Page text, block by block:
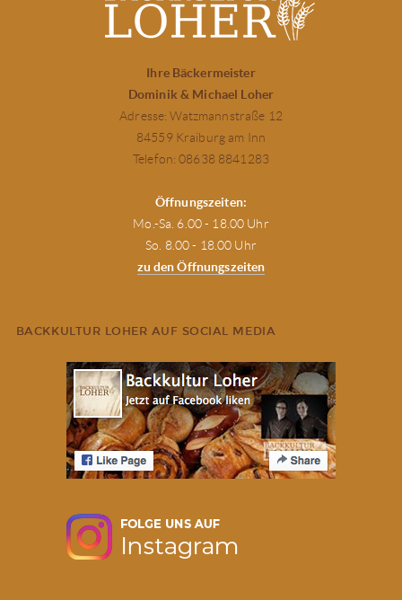
Ihre Bäckermeister
Dominik & Michael Loher
Adresse: Watzmannstraße 12
84559 Kraiburg am Inn
Telefon: 08638 8841283
Öffnungszeiten:
Mo.-Sa. 6.00 - 18.00 Uhr
So. 8.00 - 18.00 Uhr
zu den Öffnungszeiten
BACKKULTUR LOHER AUF SOCIAL MEDIA